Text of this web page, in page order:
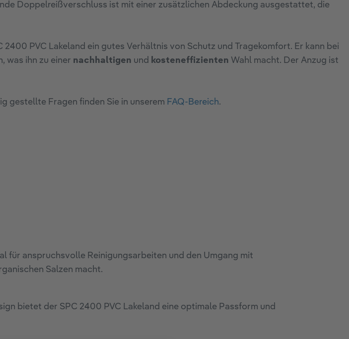
Doppelreißverschluss ist mit einer zusätzlichen Abdeckung ausgestattet, die
PVC Lakeland ein gutes Verhältnis von Schutz und Tragekomfort. Er kann bei
was ihn zu einer nachhaltigen und kosteneffizienten Wahl macht. Der Anzug ist
gestellte Fragen finden Sie in unserem FAQ-Bereich.
für anspruchsvolle Reinigungsarbeiten und den Umgang mit
Salzen macht.
bietet der SPC 2400 PVC Lakeland eine optimale Passform und